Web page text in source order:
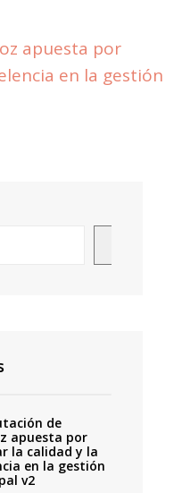
apuesta por
en la gestión
de
apuesta por
la calidad y la
en la gestión
v2